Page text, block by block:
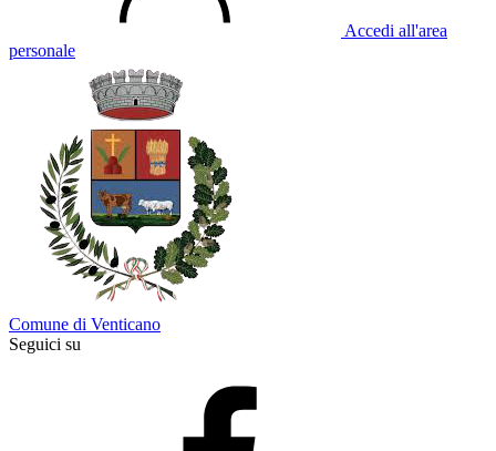
Accedi all'area
personale
Comune di Venticano
Seguici su